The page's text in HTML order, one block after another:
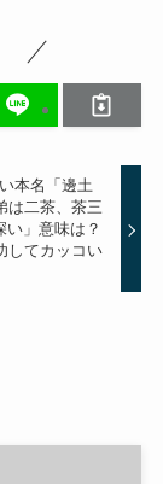
本名「邊土
二茶、茶三
い」意味は？
してカッコい